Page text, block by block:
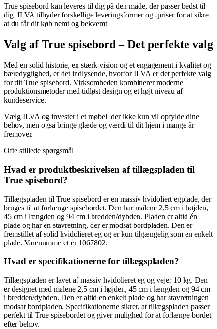
True spisebord kan leveres til dig på den måde, der passer bedst til
dig. ILVA tilbyder forskellige leveringsformer og -priser for at sikre,
at du får dit køb nemt og bekvemt.
Valg af True spisebord – Det perfekte valg
Med en solid historie, en stærk vision og et engagement i kvalitet og
bæredygtighed, er det indlysende, hvorfor ILVA er det perfekte valg
for dit True spisebord. Virksomheden kombinerer moderne
produktionsmetoder med tidløst design og et højt niveau af
kundeservice.
Vælg ILVA og invester i et møbel, der ikke kun vil opfylde dine
behov, men også bringe glæde og værdi til dit hjem i mange år
fremover.
Ofte stillede spørgsmål
Hvad er produktbeskrivelsen af tillægspladen til
True spisebord?
Tillægspladen til True spisebord er en massiv hvidoliert egplade, der
bruges til at forlænge spisebordet. Den har målene 2,5 cm i højden,
45 cm i længden og 94 cm i bredden/dybden. Pladen er altid én
plade og har en stavretning, der er modsat bordpladen. Den er
fremstillet af solid hvidolieret eg og er kun tilgængelig som en enkelt
plade. Varenummeret er 1067802.
Hvad er specifikationerne for tillægspladen?
Tillægspladen er lavet af massiv hvidolieret eg og vejer 10 kg. Den
er designet med målene 2,5 cm i højden, 45 cm i længden og 94 cm
i bredden/dybden. Den er altid en enkelt plade og har stavretningen
modsat bordpladen. Specifikationerne sikrer, at tillægspladen passer
perfekt til True spisebordet og giver mulighed for at forlænge bordet
efter behov.